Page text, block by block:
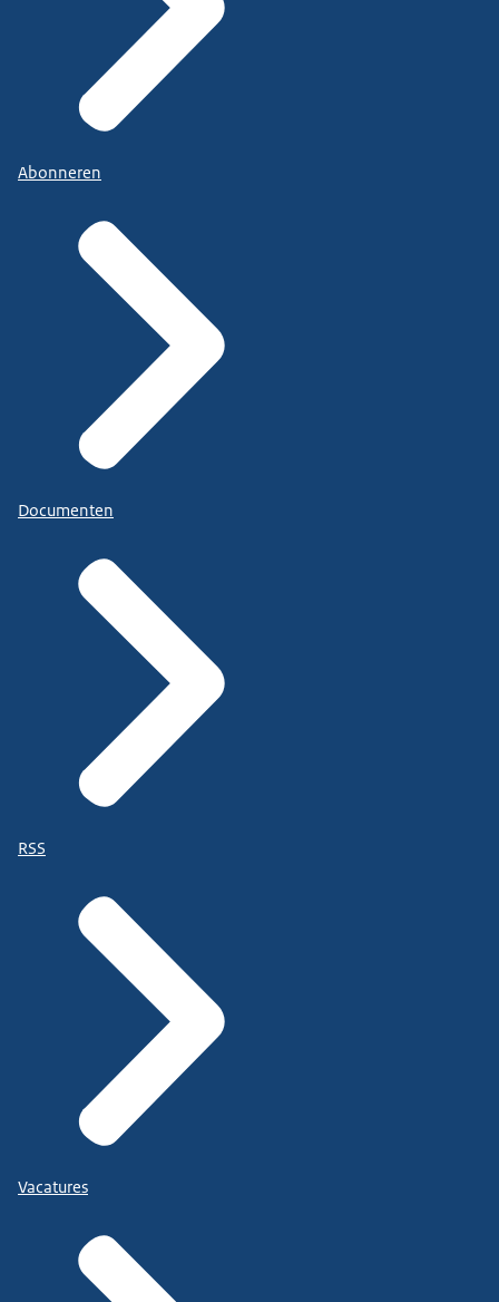
Abonneren
Documenten
RSS
Vacatures